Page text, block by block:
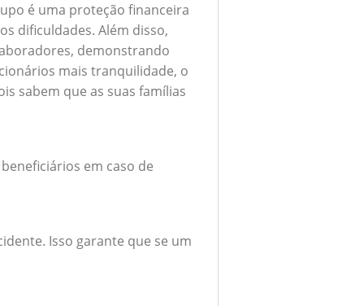
é uma proteção financeira
dificuldades. Além disso,
demonstrando
mais tranquilidade, o
sabem que as suas famílias
em caso de
Isso garante que se um